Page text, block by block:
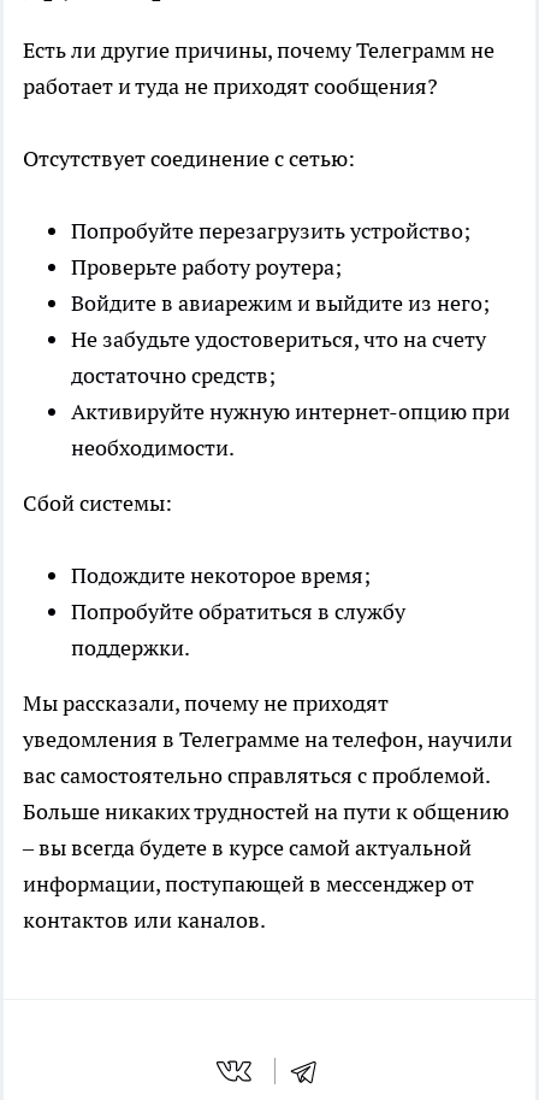
Есть ли другие причины, почему Телеграмм не
работает и туда не приходят сообщения?
Отсутствует соединение с сетью:
Попробуйте перезагрузить устройство;
Проверьте работу роутера;
Войдите в авиарежим и выйдите из него;
Не забудьте удостовериться, что на счету
достаточно средств;
Активируйте нужную интернет-опцию при
необходимости.
Сбой системы:
Подождите некоторое время;
Попробуйте обратиться в службу
поддержки.
Мы рассказали, почему не приходят
уведомления в Телеграмме на телефон, научили
вас самостоятельно справляться с проблемой.
Больше никаких трудностей на пути к общению
– вы всегда будете в курсе самой актуальной
информации, поступающей в мессенджер от
контактов или каналов.